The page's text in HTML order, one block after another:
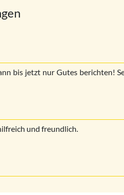
bis jetzt nur Gutes berichten!
und freundlich.